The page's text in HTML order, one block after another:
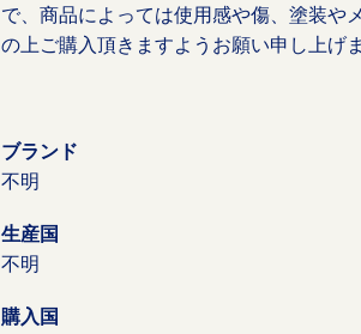
で、商品によっては使用感や傷、塗装や
の上ご購入頂きますようお願い申し上げま
ブランド
不明
生産国
不明
購入国